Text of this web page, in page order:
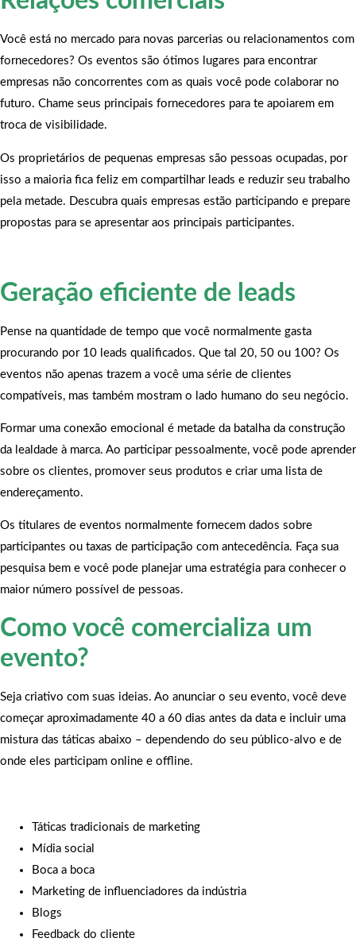
Você está no mercado para novas parcerias ou relacionamentos com
fornecedores? Os eventos são ótimos lugares para encontrar
empresas não concorrentes com as quais você pode colaborar no
futuro. Chame seus principais fornecedores para te apoiarem em
troca de visibilidade.
Os proprietários de pequenas empresas são pessoas ocupadas, por
isso a maioria fica feliz em compartilhar leads e reduzir seu trabalho
pela metade. Descubra quais empresas estão participando e prepare
propostas para se apresentar aos principais participantes.
Geração eficiente de leads
Pense na quantidade de tempo que você normalmente gasta
procurando por 10 leads qualificados. Que tal 20, 50 ou 100? Os
eventos não apenas trazem a você uma série de clientes
compatíveis, mas também mostram o lado humano do seu negócio.
Formar uma conexão emocional é metade da batalha da construção
da lealdade à marca. Ao participar pessoalmente, você pode aprender
sobre os clientes, promover seus produtos e criar uma lista de
endereçamento.
Os titulares de eventos normalmente fornecem dados sobre
participantes ou taxas de participação com antecedência. Faça sua
pesquisa bem e você pode planejar uma estratégia para conhecer o
maior número possível de pessoas.
Como você comercializa um
evento?
Seja criativo com suas ideias. Ao anunciar o seu evento, você deve
começar aproximadamente 40 a 60 dias antes da data e incluir uma
mistura das táticas abaixo – dependendo do seu público-alvo e de
onde eles participam online e offline.
Táticas tradicionais de marketing
Mídia social
Boca a boca
Marketing de influenciadores da indústria
Blogs
Feedback do cliente